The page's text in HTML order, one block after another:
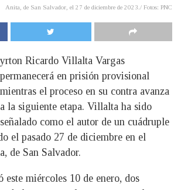
Anita, de San Salvador, el 27 de diciembre de 2023./ Fotos: PNC
yrton Ricardo Villalta Vargas
permanecerá en prisión provisional
mientras el proceso en su contra avanza
a la siguiente etapa. Villalta ha sido
señalado como el autor de un cuádruple
el pasado 27 de diciembre en el
de San Salvador.
este miércoles 10 de enero, dos